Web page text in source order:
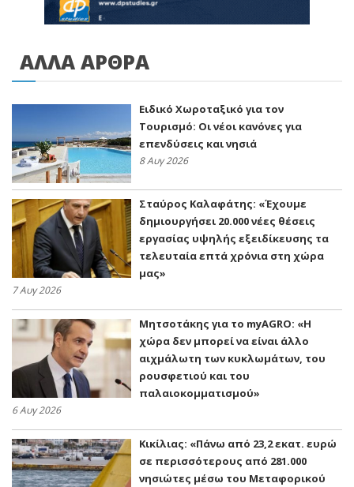
ΑΛΛΑ ΑΡΘΡΑ
Ειδικό Χωροταξικό για τον
Τουρισμό: Οι νέοι κανόνες για
επενδύσεις και νησιά
8 Αυγ 2026
Σταύρος Καλαφάτης: «Έχουμε
δημιουργήσει 20.000 νέες θέσεις
εργασίας υψηλής εξειδίκευσης τα
τελευταία επτά χρόνια στη χώρα
μας»
7 Αυγ 2026
Μητσοτάκης για το myAGRO: «Η
χώρα δεν μπορεί να είναι άλλο
αιχμάλωτη των κυκλωμάτων, του
ρουσφετιού και του
παλαιοκομματισμού»
6 Αυγ 2026
Κικίλιας: «Πάνω από 23,2 εκατ. ευρώ
σε περισσότερους από 281.000
νησιώτες μέσω του Μεταφορικού